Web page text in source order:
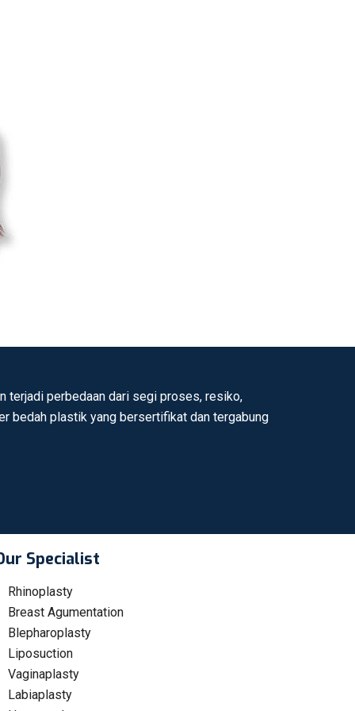
terjadi perbedaan dari segi proses, resiko,
bedah plastik yang bersertifikat dan tergabung
Specialist
Rhinoplasty
Breast Agumentation
Blepharoplasty
Liposuction
Vaginaplasty
Labiaplasty